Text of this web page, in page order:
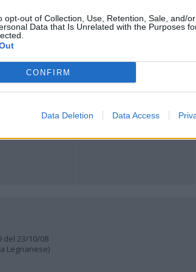
opt-out of Collection, Use, Retention, Sale, and/
Data that Is Unrelated with the Purposes
CONFIRM
Data Deletion Data Access
Registrati Redazione Invia notizia
Gallerie Fotografiche
del 23/10/08
Legnanese)